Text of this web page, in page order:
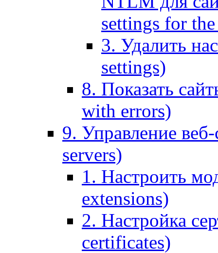
settings for
3. Удалить
settings)
8. Показать
with errors)
9. Управление
servers)
1. Настроить
extensions)
2. Настройка
certificates)